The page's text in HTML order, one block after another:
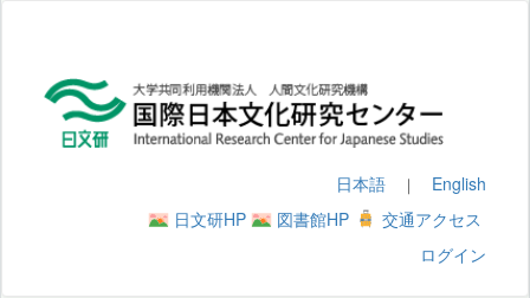
日本語 ｜ English
日文研HP
図書館HP
交通アクセス
ログイン